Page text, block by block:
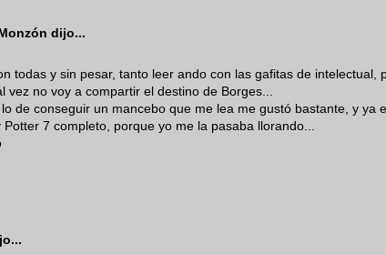
dijo...
todas y sin pesar, tanto leer ando con las gafitas de intelectual,
vez no voy a compartir el destino de Borges...
de conseguir un mancebo que me lea me gustó bastante, y ya
Potter 7 completo, porque yo me la pasaba llorando...